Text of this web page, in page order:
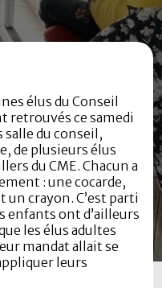
élus du Conseil
retrouvés ce samedi
salle du conseil,
de plusieurs élus
du CME. Chacun a
: une cocarde,
un crayon. C’est parti
enfants ont d’ailleurs
les élus adultes
mandat allait se
leurs